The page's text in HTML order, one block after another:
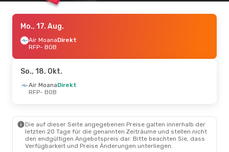
Mo., 17. Aug.
Air MoanaDirekt
RFP- BOB
So., 18. Okt.
Air MoanaDirekt
RFP- BOB
Die auf dieser Seite angegebenen Preise galten innerhalb der
letzten 20 Tage für die genannten Zeiträume und stellen nicht
den endgültigen Angebotspreis dar. Bitte beachten Sie, dass
Verfügbarkeit und Preise Änderungen unterliegen.